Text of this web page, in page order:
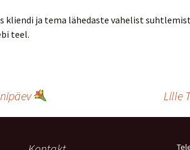
kliendi ja tema lähedaste vahelist
teel.
Lille